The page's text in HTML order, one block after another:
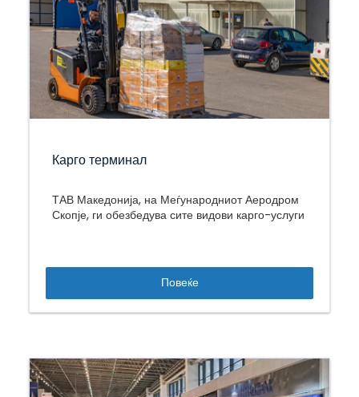
Карго терминал
ТАВ Македонија, на Меѓународниот Аеродром
Скопје, ги обезбедува сите видови карго-услуги
Повеќе